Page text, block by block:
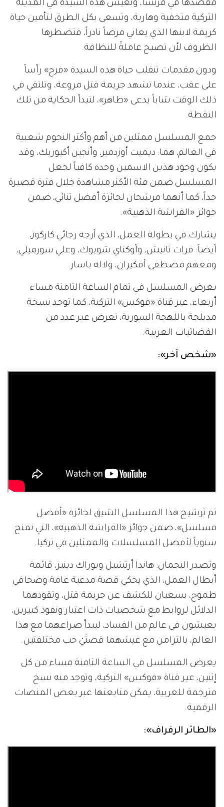
مقصدها في فرنسا، وتعيش هذه السيدة في المدينة
التركية متخفية وهاربة، وتسعى بكل الطرق لتأمين حياة
كريمة لابنها الذي يعاني مرضاً نادراً، فتضطرها
الظروف لأن تصبح عاملةً للنظافة.
ودون مقدمات تنقلب حياة هذه السيدة «فرح» رأساً
على عقب، عندما تشهد جريمة قتل مروعة، وتلتقي في
ذلك الوقت شاباً يدعى «طاهر»، لتبدأ الحكاية من تلك
النقطة.
جمع المسلسل ممثلين من أهم وأكثر النجوم شعبية
في العالم، هما: ديميت أوزدمير، وأنجين أكيوريك، وقد
يكون وجود هذين الاسمين وحده كافياً لجعل
المسلسل ضمن فئة الأكثر مشاهدة خلال فترة قصيرة
جداً، كما أنهما مرشحان لجائزة أفضل ثنائي، ضمن
جوائز «الفراشة الذهبية».
يشارك في بطولة العمل، الذي أرجه رجائي كاركوز،
أيضاً: فرات تانيش، وأوكتاي شوبوك، وعلي سورميلي،
ومعهم مصطفى أفكيران، ولاله باسار.
يعرض المسلسل في تمام الساعة الثامنة مساء
أربعاء، عبر قناة «فوكس» التركية، كما توجد نسخة
مدبلجة باللهجة السورية، تعرض عبر عدد من
الفضائيات العربية.
«شخص آخر»
:
تم ترشيح هذا المسلسل الشيق لجائزة «أفضل
مسلسل»، ضمن جوائز «الفراشة الذهبية»، التي تمنح
سنوياً لأفضل المسلسلات والممثلين في تركيا.
وتصدر النجمان: هاندا أرتشيل وبوراك دينيز، قائمة
أبطال العمل، الذي يحكي قصة مدعية عامة وصحافي
طموح، يسعيان للكشف عن جريمة قتل، وتقودهما
الدلائل لروابط مع شخصيات ذات اعتبار ونفوذ كبيرين،
يعيشون في عالم من الفساد، ليبدأ صراعهما مع هذا
العالم، بالتزامن مع عيشهما قصتَيْ حب مختلفتين.
يعرض المسلسل في الساعة الثامنة مساء من كل
إثنين، عبر قناة «فوكس» التركية، وتوجد منه نسخ
مترجمة للعربية، يمكن متابعتها عبر بعض المنصات
الرقمية.
«الطائر الرفراف»
: